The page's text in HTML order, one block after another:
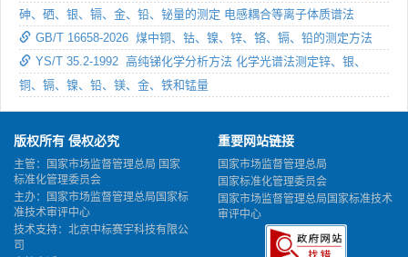
砷、硒、银、镉、金、铅、铋量的测定 电感耦合等离子体质谱法
GB/T 16658-2026 煤中铜、钴、镍、锌、铬、镉、铅的测定方法
YS/T 35.2-1992 高纯锑化学分析方法 化学光谱法测定锌、银、
铜、镉、镍、铅、镁、金、铁和锰量
版权所有 侵权必究
主管：国家市场监督管理总局 国家
标准化管理委员会
主办：国家市场监督管理总局国家标
准技术审评中心
技术支持：北京中标赛宇科技有限公
司
重要网站链接
国家市场监督管理总局
国家标准化管理委员会
国家市场监督管理总局国家标准技术
审评中心